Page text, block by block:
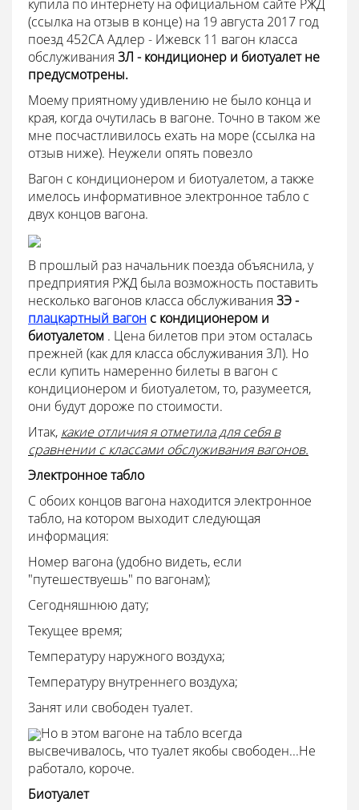
купила по интернету на официальном сайте РЖД
(ссылка на отзыв в конце) на 19 августа 2017 год
поезд 452СА Адлер - Ижевск 11 вагон класса
обслуживания 3Л - кондиционер и биотуалет не
предусмотрены.
Моему приятному удивлению не было конца и
края, когда очутилась в вагоне. Точно в таком же
мне посчастливилось ехать на море (ссылка на
отзыв ниже). Неужели опять повезло
Вагон с кондиционером и биотуалетом, а также
имелось информативное электронное табло с
двух концов вагона.
В прошлый раз начальник поезда объяснила, у
предприятия РЖД была возможность поставить
несколько вагонов класса обслуживания 3Э -
плацкартный вагон с кондиционером и
биотуалетом . Цена билетов при этом осталась
прежней (как для класса обслуживания 3Л). Но
если купить намеренно билеты в вагон с
кондиционером и биотуалетом, то, разумеется,
они будут дороже по стоимости.
Итак, какие отличия я отметила для себя в
сравнении с классами обслуживания вагонов.
Электронное табло
С обоих концов вагона находится электронное
табло, на котором выходит следующая
информация:
Номер вагона (удобно видеть, если
"путешествуешь" по вагонам);
Сегодняшнюю дату;
Текущее время;
Температуру наружного воздуха;
Температуру внутреннего воздуха;
Занят или свободен туалет.
Но в этом вагоне на табло всегда
высвечивалось, что туалет якобы свободен...Не
работало, короче.
Биотуалет